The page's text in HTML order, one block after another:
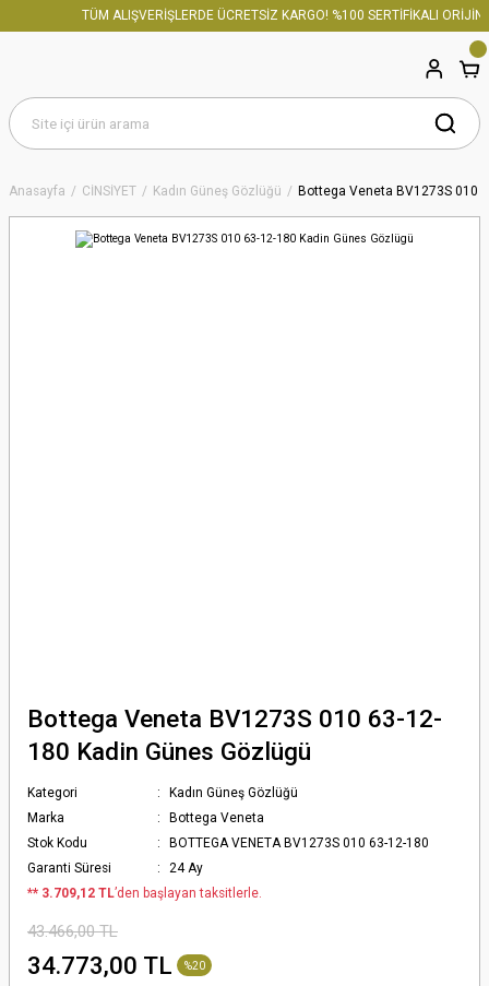
TÜM ALIŞVERİŞLERDE ÜCRETSİZ KARGO! %100 SERTİFİKALI
Anasayfa CİNSİYET Kadın Güneş Gözlüğü Bottega Veneta BV1273S 010
Bottega Veneta BV1273S 010 63-12-
180 Kadin Günes Gözlügü
Kategori
Kadın Güneş Gözlüğü
Marka
Bottega Veneta
Stok Kodu
BOTTEGA VENETA BV1273S 010 63-12-180
Garanti Süresi
24 Ay
** 3.709,12 TL’den başlayan taksitlerle.
43.466,00 TL
34.773,00 TL %20